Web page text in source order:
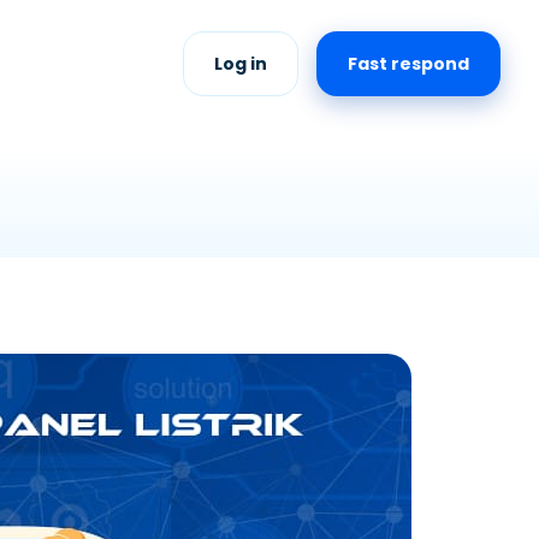
Fast respond
Log in